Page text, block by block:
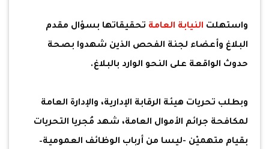
واستهلت النيابة العامة تحقيقاتها بسؤال مقدم
البلاغ وأعضاء لجنة الفحص الذين شهدوا بصحة
حدوث الواقعة على النحو الوارد بالبلاغ.
وبطلب تحريات هيئة الرقابة الإدارية، والإدارة العامة
لمكافحة جرائم الأموال العامة، شهد مُجريا التحريات
بقيام متهميْن -ليسا من أرباب الوظائف العمومية–